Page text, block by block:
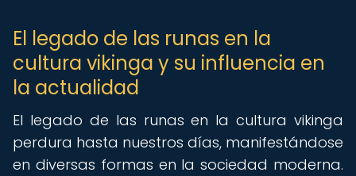
El legado de las runas en la
cultura vikinga y su influencia en
la actualidad
El legado de las runas en la cultura vikinga
perdura hasta nuestros días, manifestándose
en diversas formas en la sociedad moderna.